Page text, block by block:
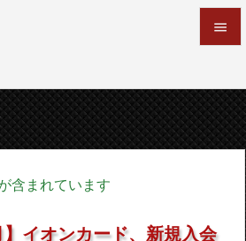


サイド
次へ
含まれています
】イオンカード、新規入会